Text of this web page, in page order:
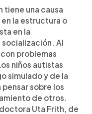
tiene una causa
la estructura o
en la
socialización. Al
problemas
niños autistas
simulado y de la
sobre los
de otros.
Uta Frith, de